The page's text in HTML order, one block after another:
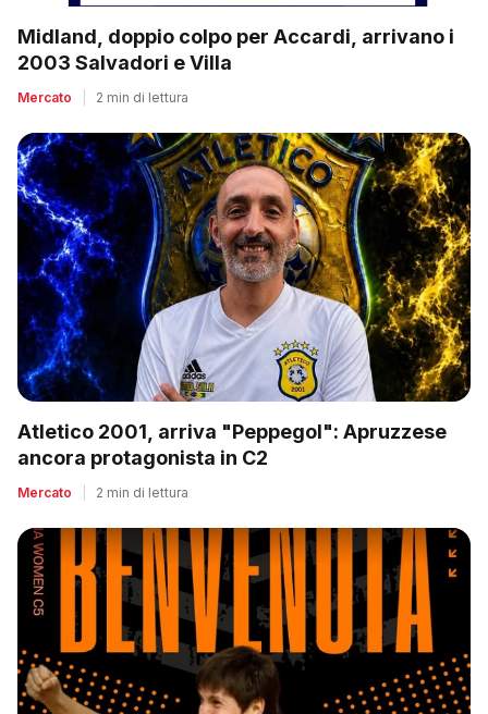
Midland, doppio colpo per Accardi, arrivano i
2003 Salvadori e Villa
Mercato 2 min di lettura
Atletico 2001, arriva "Peppegol": Apruzzese
ancora protagonista in C2
Mercato 2 min di lettura